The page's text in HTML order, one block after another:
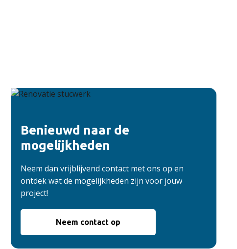
Benieuwd naar de
mogelijkheden
Neem dan vrijblijvend contact met ons op en
ontdek wat de mogelijkheden zijn voor jouw
project!
Neem contact op